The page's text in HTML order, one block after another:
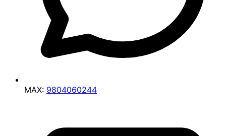
MAX: 9804060244